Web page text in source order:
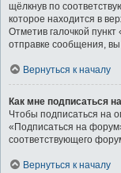
щёлкнув по
которое находится в
Отметив галочкой
отправке сообщения,
Вернуться к началу
Как мне подписаться
Чтобы подписаться на
«Подписаться на
соответствующего
Вернуться к началу